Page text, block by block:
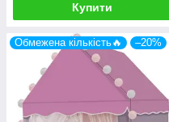
Купити
Обмежена кількість🔥 –20%